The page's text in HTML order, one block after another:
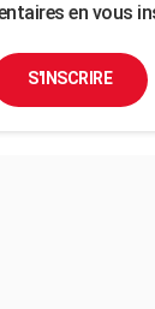
en vous
S'INSCRIRE